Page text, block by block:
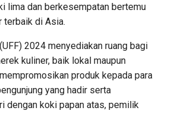
lima dan berkesempatan bertemu
terbaik di Asia.
2024 menyediakan ruang bagi
kuliner, baik lokal maupun
produk kepada para
yang hadir serta
dengan koki papan atas, pemilik